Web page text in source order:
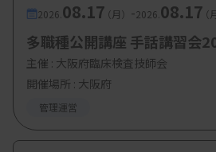
2026. 08.17（月） -2026. 08.17（
多職種公開講座 手話講習会
主催 : 大阪府臨床検査技師会
開催場所 : 大阪府
管理運営